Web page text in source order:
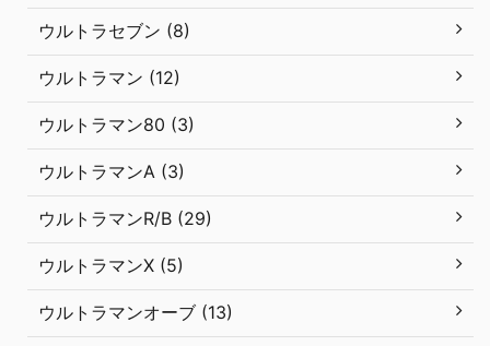
ウルトラセブン (8)
ウルトラマン (12)
ウルトラマン80 (3)
ウルトラマンA (3)
ウルトラマンR/B (29)
ウルトラマンX (5)
ウルトラマンオーブ (13)